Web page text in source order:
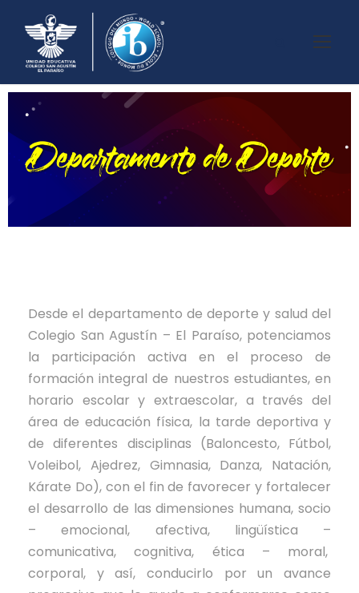
Desde el departamento de deporte y salud del
Colegio San Agustín – El Paraíso, potenciamos
la participación activa en el proceso de
formación integral de nuestros estudiantes, en
horario escolar y extraescolar, a través del
área de educación física, la tarde deportiva y
de diferentes disciplinas (Baloncesto, Fútbol,
Voleibol, Ajedrez, Gimnasia, Danza, Natación,
Kárate Do), con el fin de favorecer y fortalecer
el desarrollo de las dimensiones humana, socio
– emocional, afectiva, lingüística –
comunicativa, cognitiva, ética – moral,
corporal, y así, conducirlo por un avance